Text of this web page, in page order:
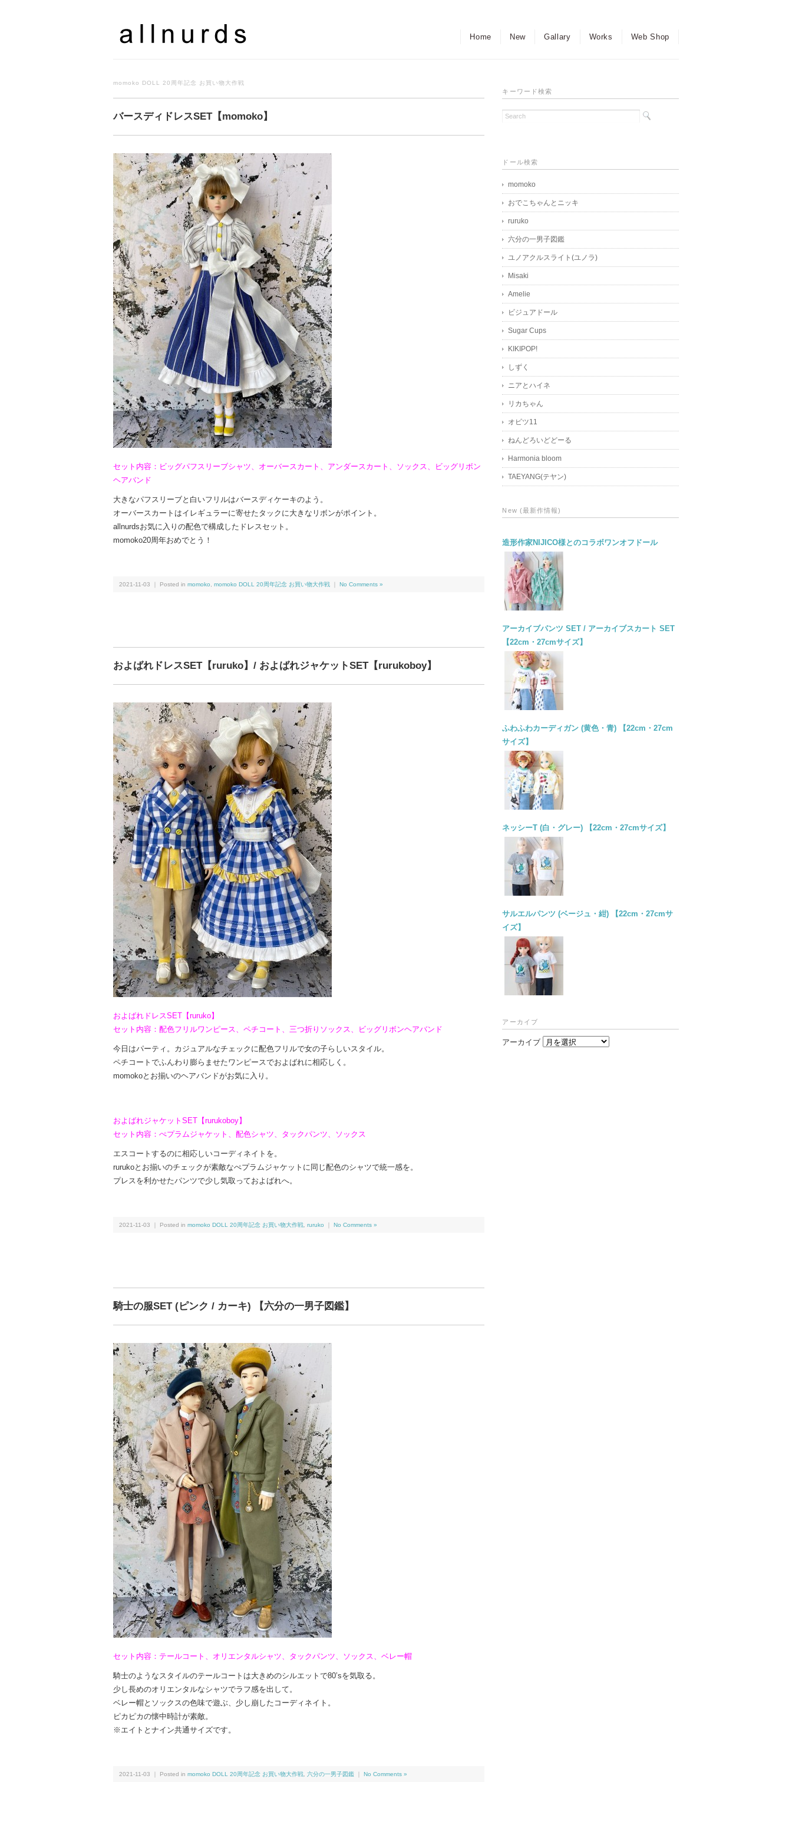
Home New Gallary Works Web Shop
momoko DOLL 20周年記念 お買い物大作戦
バースディドレスSET【momoko】
セット内容：ビッグパフスリーブシャツ、オーバースカート、アンダースカート、ソックス、ビッグリボン
ヘアバンド
大きなパフスリーブと白いフリルはバースディケーキのよう。
オーバースカートはイレギュラーに寄せたタックに大きなリボンがポイント。
allnurdsお気に入りの配色で構成したドレスセット。
momoko20周年おめでとう！
2021-11-03 ｜ Posted in momoko momoko DOLL 20周年記念 お買い物大作戦 No Comments »
およばれドレスSET【ruruko】/ およばれジャケットSET【rurukoboy】
およばれドレスSET【ruruko】
セット内容：配色フリルワンピース、ペチコート、三つ折りソックス、ビッグリボンヘアバンド
今日はパーティ。カジュアルなチェックに配色フリルで女の子らしいスタイル。
ペチコートでふんわり膨らませたワンピースでおよばれに相応しく。
momokoとお揃いのヘアバンドがお気に入り。
およばれジャケットSET【rurukoboy】
セット内容：ぺプラムジャケット、配色シャツ、タックパンツ、ソックス
エスコートするのに相応しいコーディネイトを。
rurukoとお揃いのチェックが素敵なぺプラムジャケットに同じ配色のシャツで統一感を。
プレスを利かせたパンツで少し気取っておよばれへ。
2021-11-03 ｜ Posted in momoko DOLL 20周年記念 お買い物大作戦 ruruko No Comments »
騎士の服SET (ピンク / カーキ) 【六分の一男子図鑑】
セット内容：テールコート、オリエンタルシャツ、タックパンツ、ソックス、ベレー帽
騎士のようなスタイルのテールコートは大きめのシルエットで80’sを気取る。
少し長めのオリエンタルなシャツでラフ感を出して。
ベレー帽とソックスの色味で遊ぶ、少し崩したコーディネイト。
ピカピカの懐中時計が素敵。
※エイトとナイン共通サイズです。
2021-11-03 ｜ Posted in momoko DOLL 20周年記念 お買い物大作戦 六分の一男子図鑑 No Comments »
キーワード検索
ドール検索
momoko
おでこちゃんとニッキ
ruruko
六分の一男子図鑑
ユノアクルスライト(ユノラ)
Misaki
Amelie
ビジュアドール
Sugar Cups
KIKIPOP!
しずく
ニアとハイネ
リカちゃん
オビツ11
ねんどろいどどーる
Harmonia bloom
TAEYANG(テヤン)
New (最新作情報)
造形作家NIJICO様とのコラボワンオフドール
アーカイブパンツ SET / アーカイブスカート SET
【22cm・27cmサイズ】
ふわふわカーディガン (黄色・青) 【22cm・27cm
サイズ】
ネッシーT (白・グレー) 【22cm・27cmサイズ】
サルエルパンツ (ベージュ・紺) 【22cm・27cmサ
イズ】
アーカイブ
アーカイブ